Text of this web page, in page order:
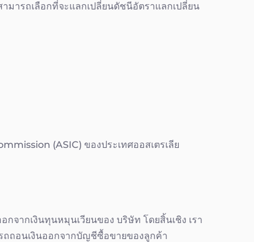
ารถเลือกที่จะแลกเปลี่ยนดัชนีอัตราแลกเปลี่ยน
(ASIC) ของประเทศออสเตรเลีย
จากเงินทุนหมุนเวียนของ บริษัท โดยสิ้นเชิง เรา
ถถอนเงินออกจากบัญชีซื้อขายของลูกค้า